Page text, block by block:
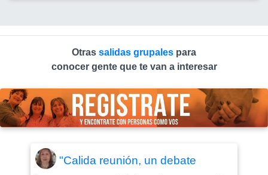
Otras salidas grupales para
conocer gente que te van a interesar
"Calida reunión, un debate